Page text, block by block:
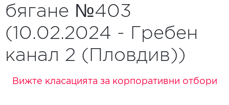
бягане №403
(10.02.2024 - Гребен
канал 2 (Пловдив))
Вижте класацията за корпоративни отбори